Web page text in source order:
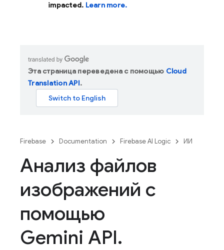
impacted. Learn more.
Эта страница переведена с помощью Cloud
Translation API.
Firebase Documentation Firebase AI Logic ИИ
Анализ файлов
изображений с
помощью
Gemini API.